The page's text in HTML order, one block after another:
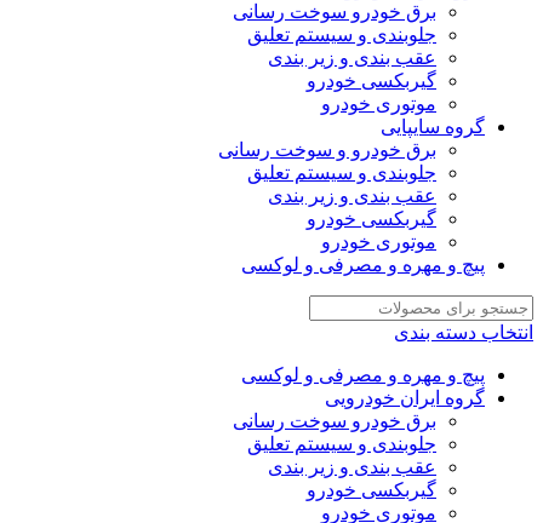
برق خودرو سوخت رسانی
جلوبندی و سیستم تعلیق
عقب بندی و زیر بندی
گیربکسی خودرو
موتوری خودرو
گروه سایپایی
برق خودرو و سوخت رسانی
جلوبندی و سیستم تعلیق
عقب بندی و زیر بندی
گیربکسی خودرو
موتوری خودرو
پیچ و مهره و مصرفی و لوکسی
انتخاب دسته بندی
پیچ و مهره و مصرفی و لوکسی
گروه ایران خودرویی
برق خودرو سوخت رسانی
جلوبندی و سیستم تعلیق
عقب بندی و زیر بندی
گیربکسی خودرو
موتوری خودرو